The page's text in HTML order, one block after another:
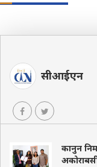
सीआईएन
कानुन